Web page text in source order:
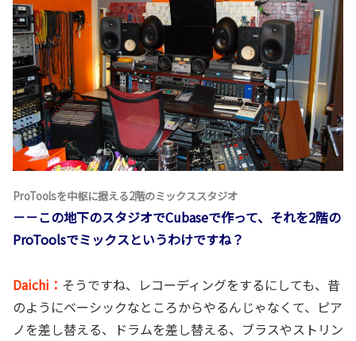
ProToolsを中枢に据える2階のミックススタジオ
－－この地下のスタジオでCubaseで作って、それを2階の
ProToolsでミックスというわけですね？
Daichi： そうですね、レコーディングをするにしても、昔
のようにベーシックなところからやるんじゃなくて、ピア
ノを差し替える、ドラムを差し替える、ブラスやストリン